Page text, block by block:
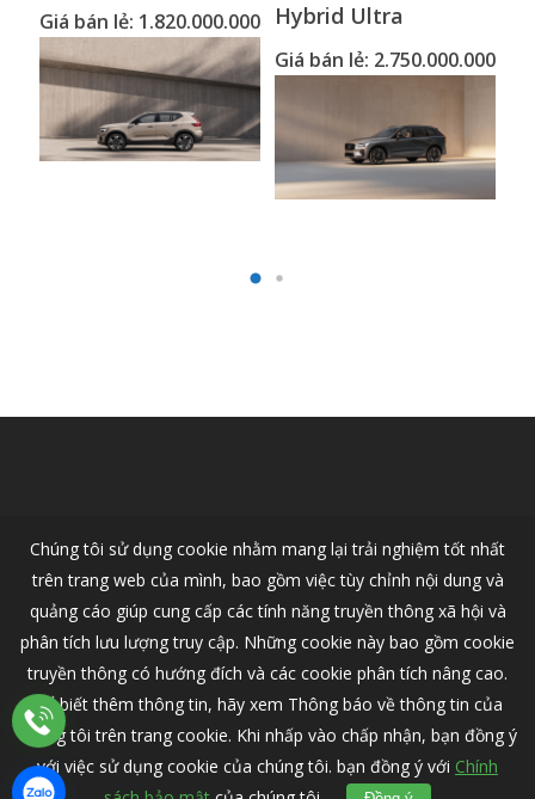
Giá bán lẻ: 1.820.000.000
Hybrid Ultra
Giá bán lẻ: 2.750.000.000
© 2026 VOLVO CAR HANOI - Nhà Phân Phối Ô Tô Volvo Chính Thức
Tại Việt Nam.
Chúng tôi sử dụng cookie nhằm mang lại trải nghiệm tốt nhất
trên trang web của mình, bao gồm việc tùy chỉnh nội dung và
quảng cáo giúp cung cấp các tính năng truyền thông xã hội và
phân tích lưu lượng truy cập. Những cookie này bao gồm cookie
truyền thông có hướng đích và các cookie phân tích nâng cao.
Để biết thêm thông tin, hãy xem Thông báo về thông tin của
chúng tôi trên trang cookie. Khi nhấp vào chấp nhận, bạn đồng ý
với việc sử dụng cookie của chúng tôi. bạn đồng ý với Chính